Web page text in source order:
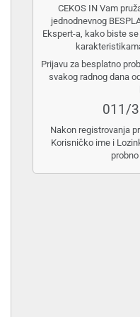
CEKOS IN Vam
jednodnevnog
Ekspert-a, kako biste
Prijavu za besplatno
svakog radnog dana
011/
Nakon registrovanja
Korisničko ime i